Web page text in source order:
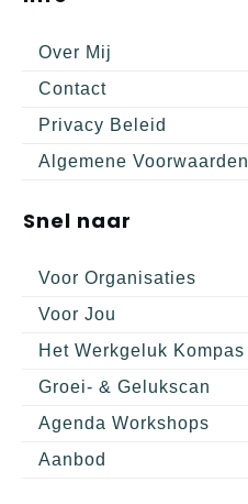
Over Mij
Contact
Privacy Beleid
Algemene Voorwaarden
Snel naar
Voor Organisaties
Voor Jou
Het Werkgeluk Kompas
Groei- & Gelukscan
Agenda Workshops
Aanbod